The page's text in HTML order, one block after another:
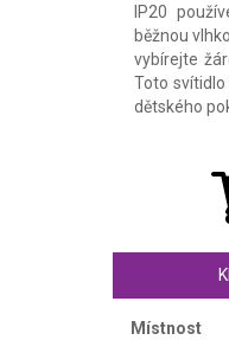
IP20
běžnou
vybírejte
Toto
dětského
Místnost